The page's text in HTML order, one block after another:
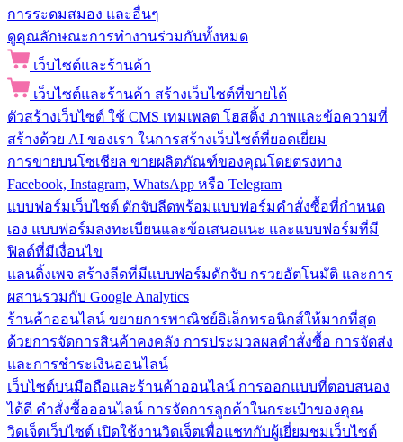
การระดมสมอง และอื่นๆ
ดูคุณลักษณะการทำงานร่วมกันทั้งหมด
เว็บไซต์และร้านค้า
เว็บไซต์และร้านค้า สร้างเว็บไซต์ที่ขายได้
ตัวสร้างเว็บไซต์ ใช้ CMS เทมเพลต โฮสติ้ง ภาพและข้อความที่
สร้างด้วย AI ของเรา ในการสร้างเว็บไซต์ที่ยอดเยี่ยม
การขายบนโซเชียล ขายผลิตภัณฑ์ของคุณโดยตรงทาง
Facebook, Instagram, WhatsApp หรือ Telegram
แบบฟอร์มเว็บไซต์ ดักจับลีดพร้อมแบบฟอร์มคำสั่งซื้อที่กำหนด
เอง แบบฟอร์มลงทะเบียนและข้อเสนอแนะ และแบบฟอร์มที่มี
ฟิลด์ที่มีเงื่อนไข
แลนดิ้งเพจ สร้างลีดที่มีแบบฟอร์มดักจับ กรวยอัตโนมัติ และการ
ผสานรวมกับ Google Analytics
ร้านค้าออนไลน์ ขยายการพาณิชย์อิเล็กทรอนิกส์ให้มากที่สุด
ด้วยการจัดการสินค้าคงคลัง การประมวลผลคำสั่งซื้อ การจัดส่ง
และการชำระเงินออนไลน์
เว็บไซต์บนมือถือและร้านค้าออนไลน์ การออกแบบที่ตอบสนอง
ได้ดี คำสั่งซื้อออนไลน์ การจัดการลูกค้าในกระเป๋าของคุณ
วิดเจ็ตเว็บไซต์ เปิดใช้งานวิดเจ็ตเพื่อแชทกับผู้เยี่ยมชมเว็บไซต์